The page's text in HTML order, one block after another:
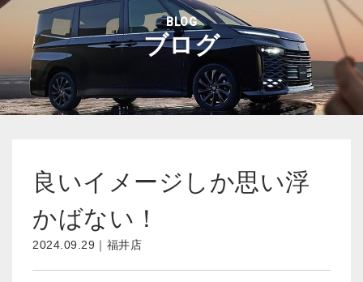
BLOG
ブログ
良いイメージしか思い浮
かばない！
2024.09.29｜福井店